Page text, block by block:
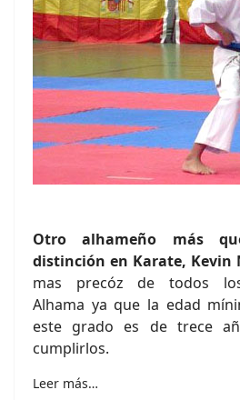
Otro alhameño más
distinción en Karate, Kevin
mas precóz de todos
Alhama ya que la edad
este grado es de trece
cumplirlos.
Leer más…